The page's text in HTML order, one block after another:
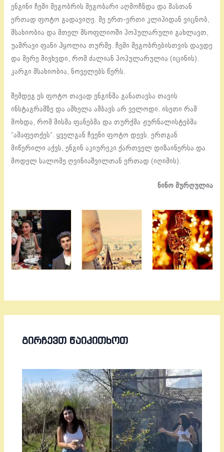
ენგინი ჩემი მეგობრის მეგობარი აღმოჩნდა და მასთან
ერთად ფოტო გადავიღე. მე ერთ-ერთი კლიპიდან ვიცნობ,
მსახიობია და მთელ მსოფლიოში პოპულარული გახლავთ,
უამრავი ფანი ჰყოლია თურმე. ჩემი მეგობრებისთვის დავდე
და მერე მივხვდი, რომ ძალიან პოპულარულია (იცინის).
კარგი მსახიობია, ნოველებს წერს.
შემდეგ ეს ფოტო თავად ენგინმა განათავსა თავის
ინსტაგრამზე და ამხელა ამბავს არ ველოდი. ისეთი რამ
მოხდა, რომ მისმა ფანებმა და თურქმა ჟურნალისტებმა
“ამაფეთქეს“. ყველგან ჩვენი ფოტო დევს. ერთგან
მიწერილი აქვს, ენგინ აკიურეკი ქართველ დიზაინერსა და
მოდელ სალომე ღვინიაშვილთან ერთად (იღიმის).
ნინო მურღულია
ᲒᲘᲠᲩᲔᲕᲗ ᲬᲐᲘᲙᲘᲗᲮᲝᲗ